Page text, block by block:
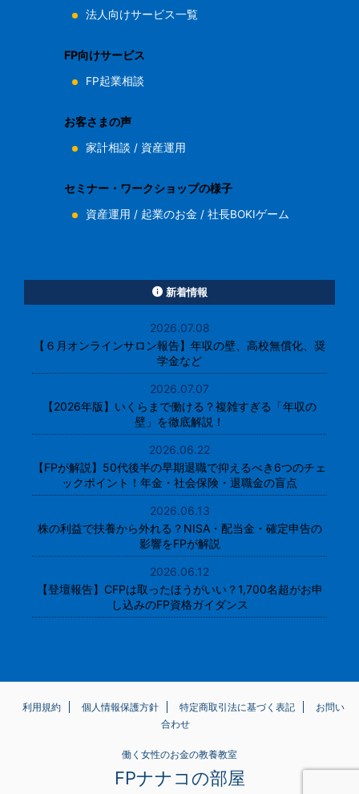
法人向けサービス一覧
FP向けサービス
FP起業相談
お客さまの声
家計相談 / 資産運用
セミナー・ワークショップの様子
資産運用 / 起業のお金 /社長BOKIゲーム
新着情報
2026.07.08
【６月オンラインサロン報告】年収の壁、高校無償化、奨
学金など
2026.07.07
【2026年版】いくらまで働ける？複雑すぎる「年収の
壁」を徹底解説！
2026.06.22
【FPが解説】50代後半の早期退職で抑えるべき6つのチェ
ックポイント！年金・社会保険・退職金の盲点
2026.06.13
株の利益で扶養から外れる？NISA・配当金・確定申告の
影響をFPが解説
2026.06.12
【登壇報告】CFPは取ったほうがいい？1,700名超がお申
し込みのFP資格ガイダンス
利用規約 個人情報保護方針 特定商取引法に基づく表記
お問い
合わせ
働く女性のお金の教養教室
FPナナコの部屋